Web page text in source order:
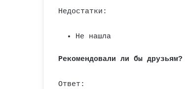
Недостатки:
Не нашла
Рекомендовали ли бы друзьям?
Ответ: